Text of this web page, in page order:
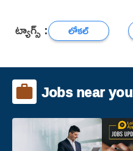
ట్యాగ్స్ : లోకల్
Jobs near you